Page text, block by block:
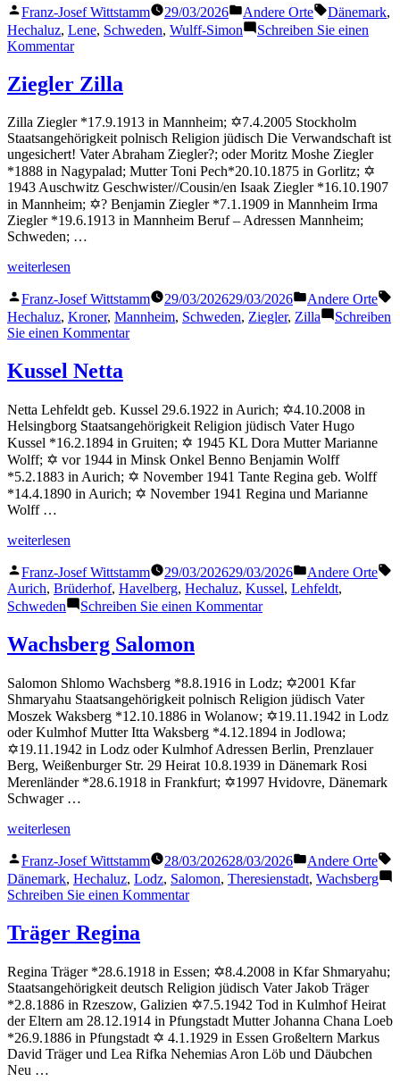
Lene“
Veröffentlicht
von
Franz-Josef Wittstamm 29/03/2026
Veröffentlicht
in
Andere Orte Dänemark,
Hechaluz, Lene, Schweden, Wulff-Simon
Schreiben Sie einen
Kommentarzu
Simon
Lene
Ziegler Zilla
Zilla Ziegler *17.9.1913 in Mannheim; ✡7.4.2005 Stockholm
Staatsangehörigkeit polnisch Religion jüdisch Die Verwandschaft ist
ungesichert! Vater Abraham Ziegler?; oder Moritz Moshe Ziegler
*1888 in Nagypalad; Mutter Toni Pech*20.10.1875 in Gorlitz; ✡
1943 Auschwitz Geschwister//Cousin/en Isaak Ziegler *16.10.1907
in Mannheim; ✡? Benjamin Ziegler *7.1.1909 in Mannheim Irma
Ziegler *19.6.1913 in Mannheim Beruf – Adressen Mannheim;
Schweden; …
„Ziegler
weiterlesen
Veröffentlicht
von
Franz-Josef Wittstamm 29/03/202629/03/2026
Veröffentlicht
in
Andere Orte
Hechaluz, Kroner, Mannheim, Schweden, Ziegler, Zilla
Schreiben
Sie einen Kommentarzu
Kussel Netta
Netta Lehfeldt geb. Kussel 29.6.1922 in Aurich; ✡4.10.2008 in
Helsingborg Staatsangehörigkeit Religion jüdisch Vater Hugo
Kussel *16.2.1894 in Gruiten; ✡ 1945 KL Dora Mutter Marianne
Wolff; ✡ vor 1944 in Minsk Onkel Benno Benjamin Wolff
*5.2.1883 in Aurich; ✡ November 1941 Tante Regina geb. Wolff
*14.4.1890 in Aurich; ✡ November 1941 Regina und Marianne
Wolff …
„Kussel
weiterlesen
Veröffentlicht
von
Franz-Josef Wittstamm 29/03/202629/03/2026
Veröffentlicht
in
Andere Orte
Aurich, Brüderhof, Havelberg, Hechaluz, Kussel, Lehfeldt,
Schweden
Schreiben Sie einen Kommentarzu
Wachsberg Salomon
Salomon Shlomo Wachsberg *8.8.1916 in Lodz; ✡2001 Kfar
Shmaryahu Staatsangehörigkeit polnisch Religion jüdisch Vater
Moszek Waksberg *12.10.1886 in Wolanow; ✡19.11.1942 in Lodz
oder Kulmhof Mutter Itta Waksberg *4.12.1894 in Jodlowa;
✡19.11.1942 in Lodz oder Kulmhof Adressen Berlin, Prenzlauer
Berg, Weißenburger Str. 29 Heirat 10.8.1939 in Dänemark Rosi
Merenländer *28.6.1918 in Frankfurt; ✡1997 Hvidovre, Dänemark
Schwager …
„Wachsberg
weiterlesen
Veröffentlicht
von
Franz-Josef Wittstamm 28/03/202628/03/2026
Veröffentlicht
in
Andere Orte
Dänemark, Hechaluz, Lodz, Salomon, Theresienstadt, Wachsberg
Schreiben Sie einen Kommentarzu
Träger Regina
Regina Träger *28.6.1918 in Essen; ✡8.4.2008 in Kfar Shmaryahu;
Staatsangehörigkeit deutsch Religion jüdisch Vater Jakob Träger
*2.8.1886 in Rzeszow, Galizien ✡7.5.1942 Tod in Kulmhof Heirat
der Eltern am 28.12.1914 in Pfungstadt Mutter Johanna Chana Loeb
*26.9.1886 in Pfungstadt ✡ 4.1.1929 in Essen Großeltern Markus
David Träger und Lea Rifka Nehemias Aron Löb und Däubchen
Neu …